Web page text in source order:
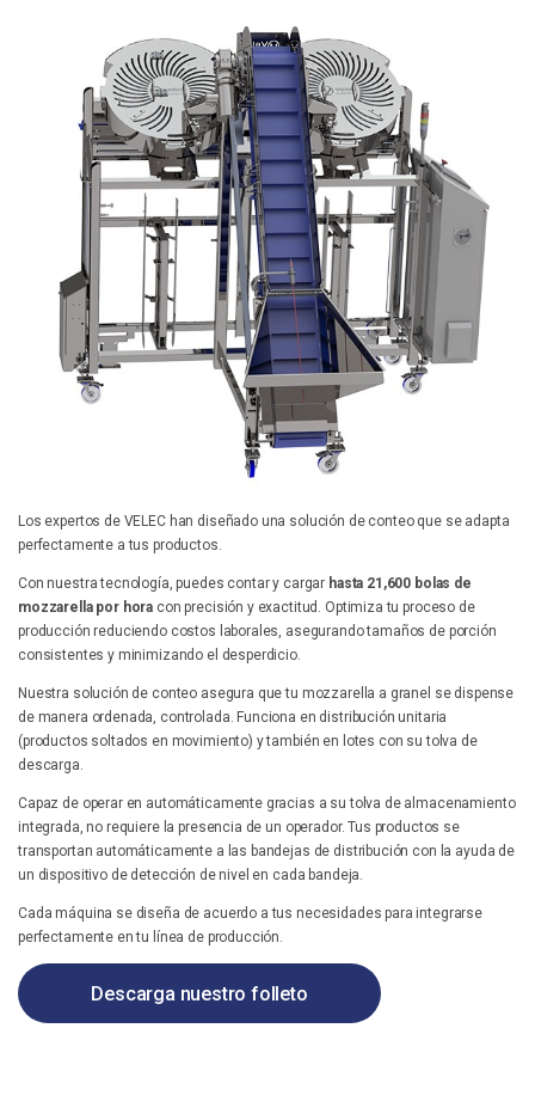
Los expertos de VELEC han diseñado una solución de conteo que se adapta
perfectamente a tus productos.
Con nuestra tecnología, puedes contar y cargar hasta 21,600 bolas de
mozzarella por hora con precisión y exactitud. Optimiza tu proceso de
producción reduciendo costos laborales, asegurando tamaños de porción
consistentes y minimizando el desperdicio.
Nuestra solución de conteo asegura que tu mozzarella a granel se dispense
de manera ordenada, controlada. Funciona en distribución unitaria
(productos soltados en movimiento) y también en lotes con su tolva de
descarga.
Capaz de operar en automáticamente gracias a su tolva de almacenamiento
integrada, no requiere la presencia de un operador. Tus productos se
transportan automáticamente a las bandejas de distribución con la ayuda de
un dispositivo de detección de nivel en cada bandeja.
Cada máquina se diseña de acuerdo a tus necesidades para integrarse
perfectamente en tu línea de producción.
Descarga nuestro folleto